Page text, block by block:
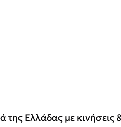
της Ελλάδας με κινήσεις